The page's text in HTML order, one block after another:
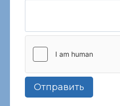
Отправить